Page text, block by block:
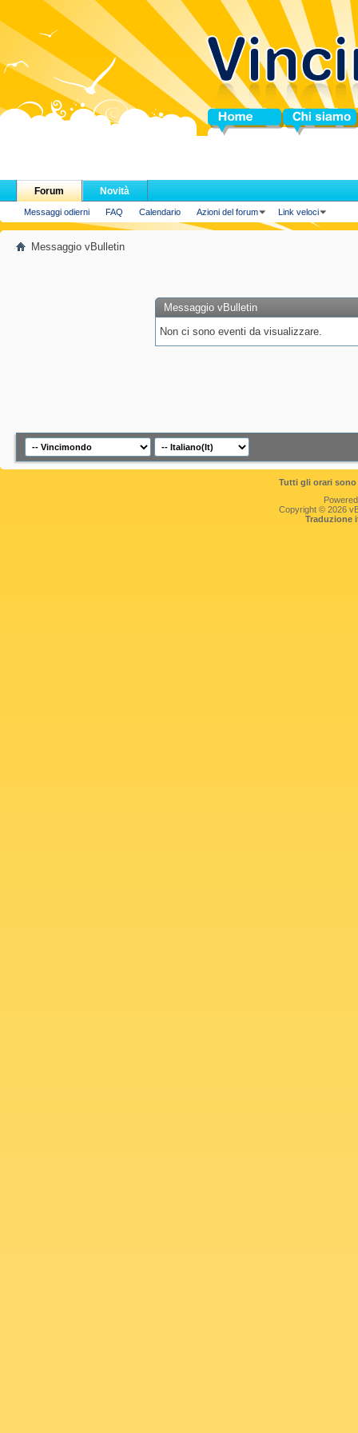
Home Chi siamo
Forum
Messaggi odierni FAQ Calendario Azioni del forum Link veloci
Novità
Messaggio vBulletin
Messaggio vBulletin
Non ci sono eventi da visualizzare.
Tutti gli orari
Copyright © 2026
Traduzione